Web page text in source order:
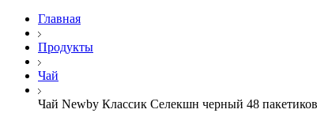
Главная
Продукты
Чай
Чай Newby Классик Селекшн черный 48 пакетиков